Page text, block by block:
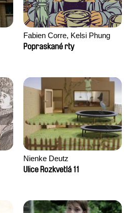
Fabien Corre, Kelsi Phung
Popraskané rty
Nienke Deutz
Ulice Rozkvetlá 11